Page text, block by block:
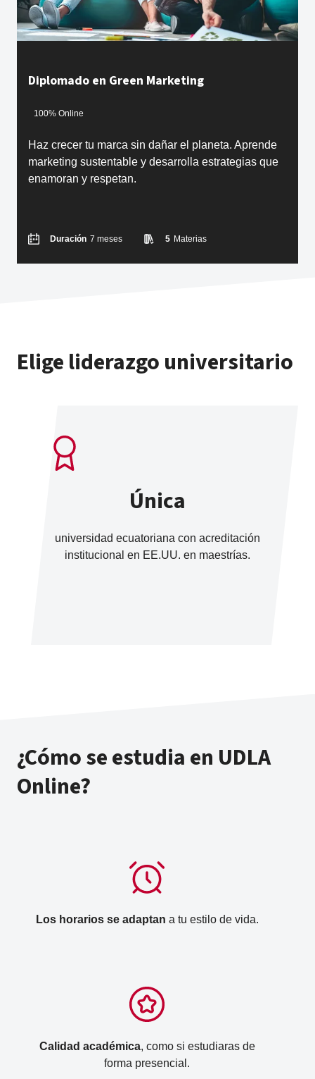
Diplomado en Green Marketing
100% Online
Haz crecer tu marca sin dañar el planeta. Aprende
marketing sustentable y desarrolla estrategias que
enamoran y respetan.
Duración 7 meses 5 Materias
Elige liderazgo universitario
Única
universidad ecuatoriana con acreditación
institucional en EE.UU. en maestrías.
¿Cómo se estudia en UDLA
Online?
Los horarios se adaptan a tu estilo de vida.
Calidad académica, como si estudiaras de
forma presencial.